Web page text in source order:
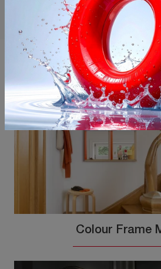
Potrebbero
Colour Frame